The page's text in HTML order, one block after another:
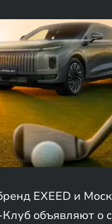
EXEED и
объявляют о